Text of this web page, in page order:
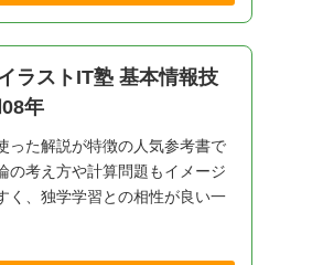
ラストIT塾 基本情報技
年
った解説が特徴の人気参考書で
の考え方や計算問題もイメージ
く、独学学習との相性が良い一